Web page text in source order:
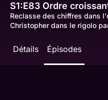
S1:E83 Ordre
Reclasse des chiffres dans
Christopher dans le rigolo
Détails Épisodes